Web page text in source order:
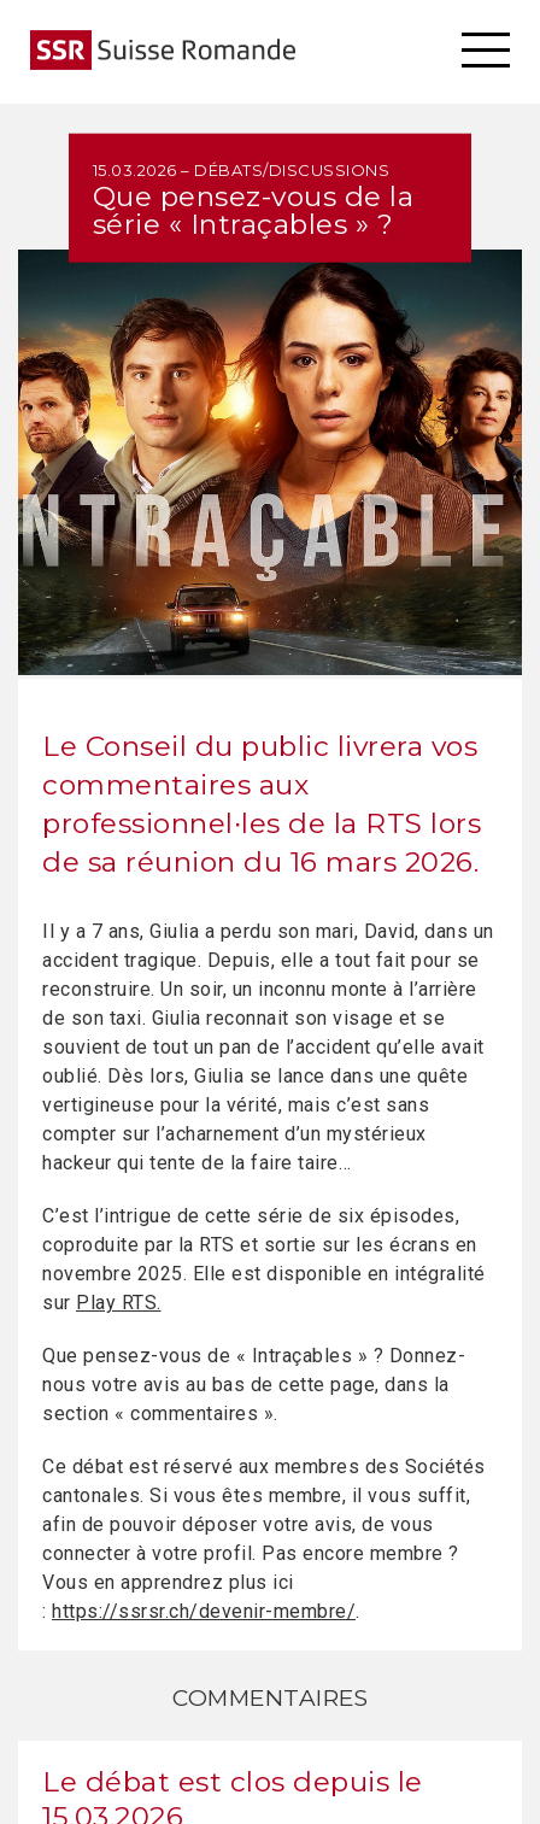
15.03.2026 – DÉBATS/DISCUSSIONS
Que pensez-vous de la
série « Intraçables » ?
Le Conseil du public livrera vos
commentaires aux
professionnel∙les de la RTS lors
de sa réunion du 16 mars 2026.
Il y a 7 ans, Giulia a perdu son mari, David, dans un
accident tragique. Depuis, elle a tout fait pour se
reconstruire. Un soir, un inconnu monte à l’arrière
de son taxi. Giulia reconnait son visage et se
souvient de tout un pan de l’accident qu’elle avait
oublié. Dès lors, Giulia se lance dans une quête
vertigineuse pour la vérité, mais c’est sans
compter sur l’acharnement d’un mystérieux
hackeur qui tente de la faire taire…
C’est l’intrigue de cette série de six épisodes,
coproduite par la RTS et sortie sur les écrans en
novembre 2025. Elle est disponible en intégralité
sur Play RTS.
Que pensez-vous de « Intraçables » ? Donnez-
nous votre avis au bas de cette page, dans la
section « commentaires ».
Ce débat est réservé aux membres des Sociétés
cantonales. Si vous êtes membre, il vous suffit,
afin de pouvoir déposer votre avis, de vous
connecter à votre profil. Pas encore membre ?
Vous en apprendrez plus ici
: https://ssrsr.ch/devenir-membre/.
COMMENTAIRES
Le débat est clos depuis le
15.03.2026